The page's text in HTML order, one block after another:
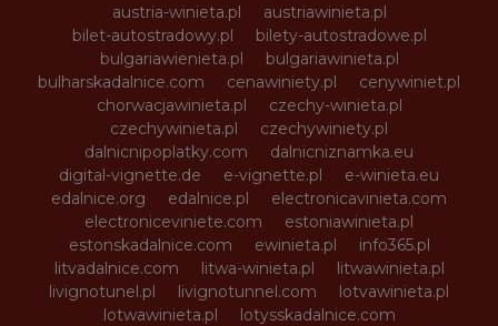
austria-winieta.pl
austriawinieta.pl
bilet-autostradowy.pl
bilety-autostradowe.pl
bulgariawienieta.pl
bulgariawinieta.pl
bulharskadalnice.com
cenawiniety.pl
cenywiniet.pl
chorwacjawinieta.pl
czechy-winieta.pl
czechywinieta.pl
czechywiniety.pl
dalnicnipoplatky.com
dalnicniznamka.eu
digital-vignette.de
e-vignette.pl
e-winieta.eu
edalnice.org
edalnice.pl
electronicavinieta.com
electroniceviniete.com
estoniawinieta.pl
estonskadalnice.com
ewinieta.pl
info365.pl
litvadalnice.com
litwa-winieta.pl
litwawinieta.pl
livignotunel.pl
livignotunnel.com
lotvawinieta.pl
lotwawinieta.pl
lotysskadalnice.com